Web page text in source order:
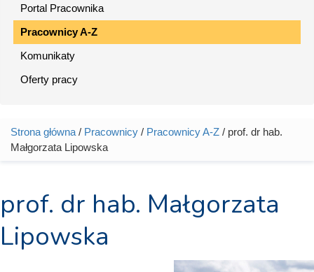
Portal Pracownika
Pracownicy A-Z
Komunikaty
Oferty pracy
Jesteś tutaj
Strona główna / Pracownicy / Pracownicy A-Z / prof. dr hab.
Małgorzata Lipowska
prof. dr hab. Małgorzata
Lipowska